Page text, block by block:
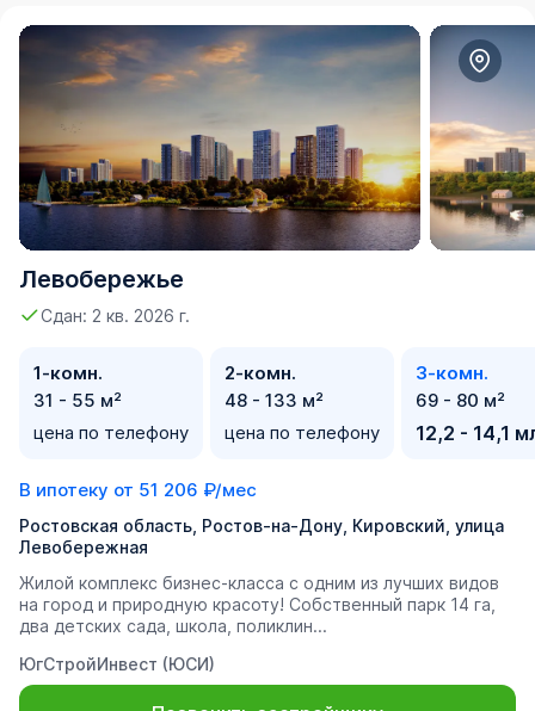
Левобережье
Сдан: 2 кв. 2026 г.
1-комн.
31 - 55 м²
цена по телефону
2-комн.
48 - 133 м²
цена по телефону
3-комн.
69 - 80 м²
12,2 - 14,1
В ипотеку от 51 206 ₽/мес
Ростовская область, Ростов-на-Дону, Кировский, улица
Левобережная
Жилой комплекс бизнес-класса с одним из лучших видов
на город и природную красоту! Собственный парк 14 га,
два детских сада, школа, поликлин...
ЮгСтройИнвест (ЮСИ)